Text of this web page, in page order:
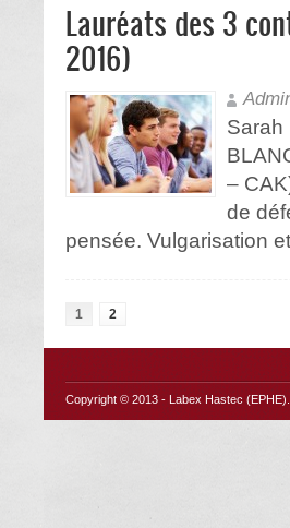
Lauréats des 3
2016)
Sarah
–
de
pensée. Vulgarisation
1 2
Copyright © 2013 - Labex Hastec (EPHE)